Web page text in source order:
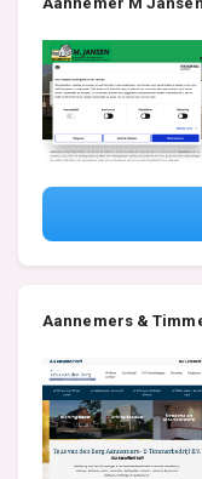
Aannemers &